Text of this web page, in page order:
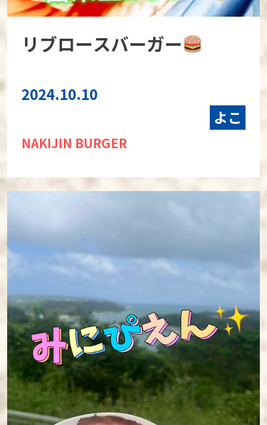
リブロースバーガー
2024.10.10
よこ
NAKIJIN BURGER